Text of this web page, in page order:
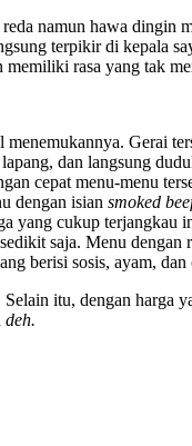
namun hawa dingin
terpikir di kepala
rasa yang tak
Gerai
dan langsung
cepat menu-menu
dengan isian smoked
yang cukup
saja. Menu
berisi sosis, ayam,
itu, dengan
deh.